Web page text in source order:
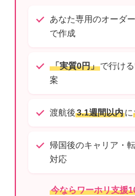
あなた専用のオーダ
で作成
「実質0円」で行け
案
渡航後3.1週間以内に
帰国後のキャリア・
対応
今ならワーホリ支援